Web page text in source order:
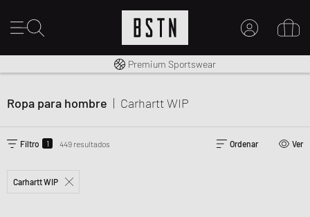
Envío gratuito a España desde € 100
Premium Sportswear
Ropa para hombre | Carhartt WIP
Filtro 1 449 resultados Ordenar Ver
Carhartt WIP